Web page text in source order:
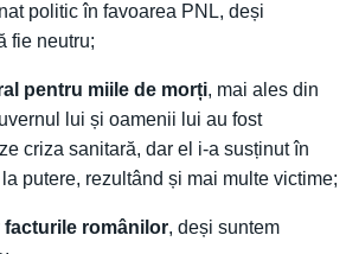
politic în favoarea PNL, deși
fie neutru;
pentru miile de morți, mai ales din
lui și oamenii lui au fost
criza sanitară, dar el i-a susținut în
putere, rezultând și mai multe victime;
românilor, deși suntem